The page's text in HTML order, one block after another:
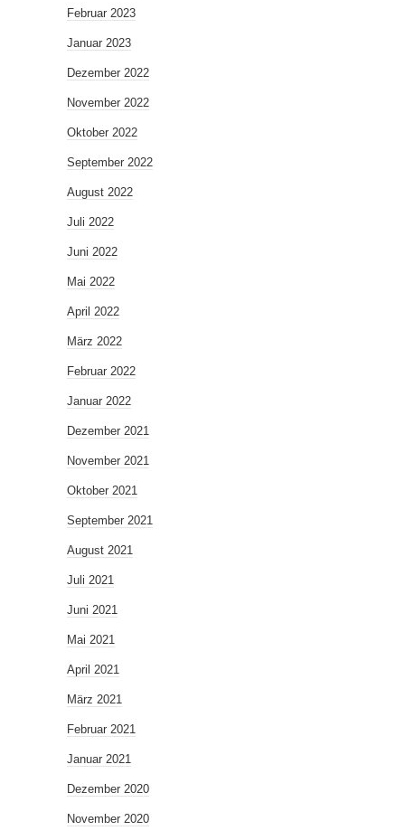
Februar 2023
Januar 2023
Dezember 2022
November 2022
Oktober 2022
September 2022
August 2022
Juli 2022
Juni 2022
Mai 2022
April 2022
März 2022
Februar 2022
Januar 2022
Dezember 2021
November 2021
Oktober 2021
September 2021
August 2021
Juli 2021
Juni 2021
Mai 2021
April 2021
März 2021
Februar 2021
Januar 2021
Dezember 2020
November 2020